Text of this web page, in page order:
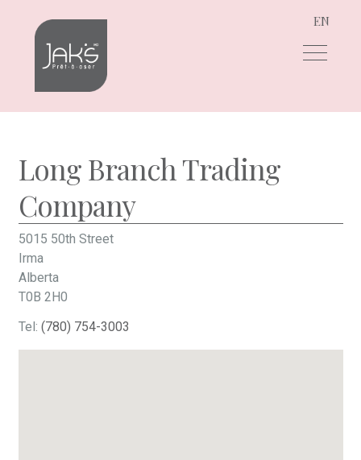
Aller
navigation
Aller
contenu
EN
Long Branch Trading
Company
5015 50th Street
Irma
Alberta
T0B 2H0
Tel: (780) 754-3003